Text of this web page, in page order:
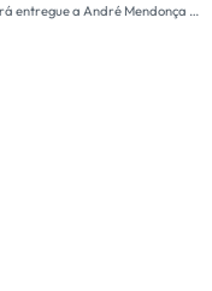
Relatório da PF sobre Caso Master será entregue a André Mendonça na Próxima Semana: Expectativas e Implicações